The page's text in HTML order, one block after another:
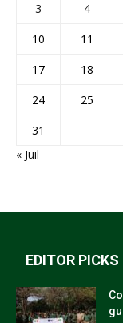
3
4
10
11
17
18
24
25
31
« Juil
EDITOR PICKS